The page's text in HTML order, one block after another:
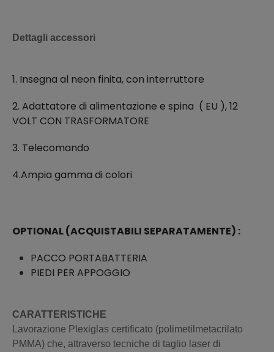
Dettagli accessori
1. Insegna al neon finita, con interruttore
2. Adattatore di alimentazione e spina ( EU ), 12
VOLT CON TRASFORMATORE
3. Telecomando
4.Ampia gamma di colori
OPTIONAL (ACQUISTABILI SEPARATAMENTE) :
PACCO PORTABATTERIA
PIEDI PER APPOGGIO
CARATTERISTICHE
Lavorazione Plexiglas certificato (polimetilmetacrilato
PMMA) che, attraverso tecniche di taglio laser di